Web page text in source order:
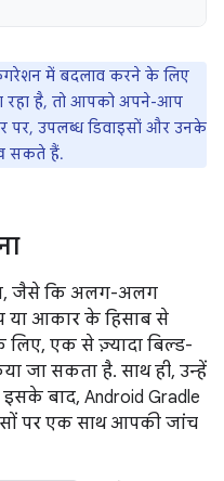
में बदलाव करने के लिए
रहा है, तो आपको अपने-आप
पर, उपलब्ध डिवाइसों और उनके
सकते हैं.
जैसे कि अलग-अलग
या आकार के हिसाब से
एक से ज़्यादा बिल्ड-
जा सकता है. साथ ही, उन्हें
बाद, Android Gradle
पर एक साथ आपकी जांच